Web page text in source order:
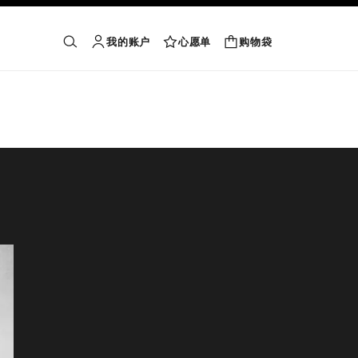
搜索 账户
我的账户
心愿单
心愿单 购物袋购物袋